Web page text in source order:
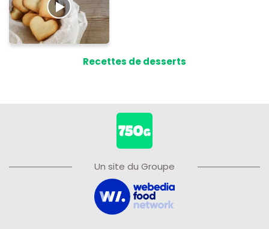
Recettes de desserts
Un site du Groupe